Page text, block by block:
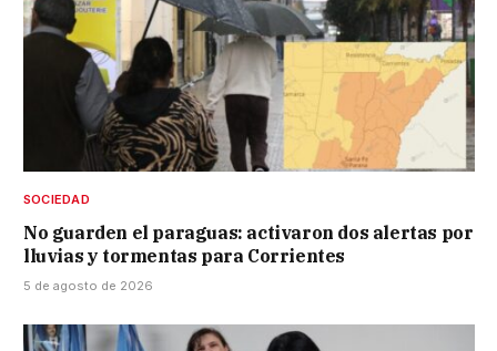
SOCIEDAD
No guarden el paraguas: activaron dos alertas por
lluvias y tormentas para Corrientes
5 de agosto de 2026